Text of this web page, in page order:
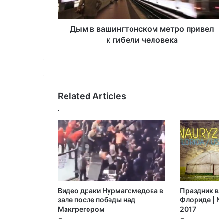
и
н
н
м
м
е
т
р
о
п
в
е
л
Дым в вашингтонском метро привел
к гибели человека
Related Articles
Видео драки Нурмагомедова в
зале после победы над
Макгрегором‍
Праздник
Флориде |
2017